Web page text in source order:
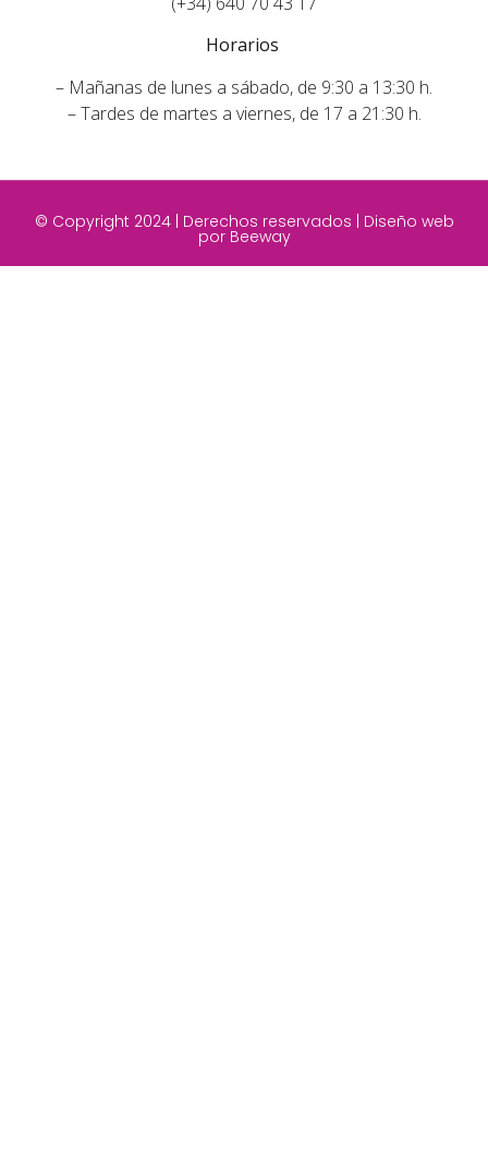
Horarios
– Mañanas de lunes a sábado, de 9:30 a 13:30 h.
– Tardes de martes a viernes, de 17 a 21:30 h.
© Copyright 2024 | Derechos reservados | Diseño web
por Beeway